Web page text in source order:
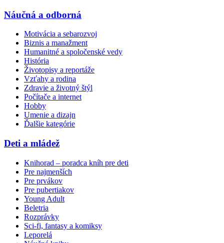
Náučná a odborná
Motivácia a sebarozvoj
Biznis a manažment
Humanitné a spoločenské vedy
História
Životopisy a reportáže
Vzťahy a rodina
Zdravie a životný štýl
Počítače a internet
Hobby
Umenie a dizajn
Ďalšie kategórie
Deti a mládež
Knihorad – poradca kníh pre deti
Pre najmenších
Pre prvákov
Pre pubertiakov
Young Adult
Beletria
Rozprávky
Sci-fi, fantasy a komiksy
Leporelá